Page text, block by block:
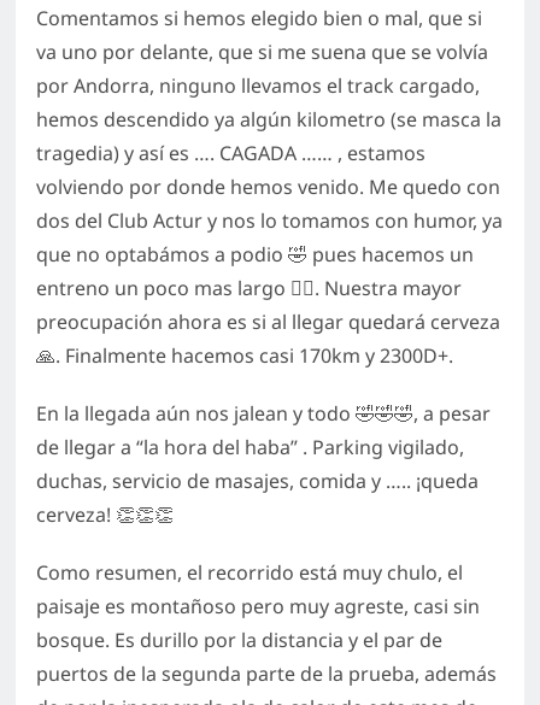
Comentamos si hemos elegido bien o mal, que si
va uno por delante, que si me suena que se volvía
por Andorra, ninguno llevamos el track cargado,
hemos descendido ya algún kilometro (se masca la
tragedia) y así es …. CAGADA …… , estamos
volviendo por donde hemos venido. Me quedo con
dos del Club Actur y nos lo tomamos con humor, ya
que no optabámos a podio 🤣 pues hacemos un
entreno un poco mas largo 🤷‍♂️. Nuestra mayor
preocupación ahora es si al llegar quedará cerveza
🙏. Finalmente hacemos casi 170km y 2300D+.
En la llegada aún nos jalean y todo 🤣🤣🤣, a pesar
de llegar a “la hora del haba” . Parking vigilado,
duchas, servicio de masajes, comida y ….. ¡queda
cerveza! 👏👏👏
Como resumen, el recorrido está muy chulo, el
paisaje es montañoso pero muy agreste, casi sin
bosque. Es durillo por la distancia y el par de
puertos de la segunda parte de la prueba, además